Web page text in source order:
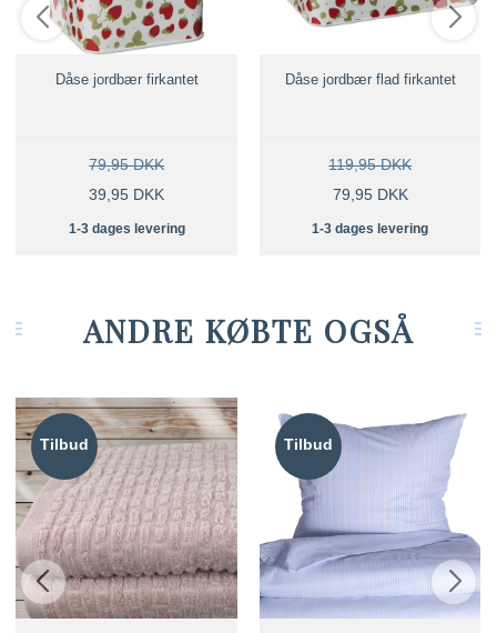
Dåse jordbær firkantet
79,95 DKK
39,95 DKK
1-3 dages levering
Dåse jordbær flad firkantet
119,95 DKK
79,95 DKK
1-3 dages levering
ANDRE KØBTE OGSÅ
Tilbud Tilbud